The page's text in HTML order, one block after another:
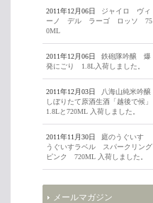
2011年12月06日
ジャイロ ヴィ
ーノ デル ラーゴ ロッソ 75
0ML
2011年12月06日
鉄砲隊吟醸 爆
発にごり 1.8L入荷しました。
2011年12月03日
八海山純米吟醸
しぼりたて原酒生酒「越後で候」
1.8Lと720ML 入荷しました。
2011年11月30日
庭のうぐいす
うぐいすラベル スパークリング
ピンク 720ML 入荷しました。
メールマガジン